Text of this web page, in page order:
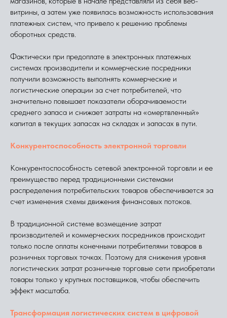
витрины, а затем уже появилась возможность использования
платежных систем, что привело к решению проблемы
оборотных средств.
Фактически при предоплате в электронных платежных
системах производители и коммерческие посредники
получили возможность выполнять коммерческие и
логистические операции за счет потребителей, что
значительно повышает показатели оборачиваемости
среднего запаса и снижает затраты на «омертвленный»
капитал в текущих запасах на складах и запасах в пути.
Конкурентоспособность электронной торговли
Конкурентоспособность сетевой электронной торговли и ее
преимущество перед традиционными системами
распределения потребительских товаров обеспечивается за
счет изменения схемы движения финансовых потоков.
В традиционной системе возмещение затрат
производителей и коммерческих посредников происходит
только после оплаты конечными потребителями товаров в
розничных торговых точках. Поэтому для снижения уровня
логистических затрат розничные торговые сети приобретали
товары только у крупных поставщиков, чтобы обеспечить
эффект масштаба.
Трансформация логистических систем в цифровой